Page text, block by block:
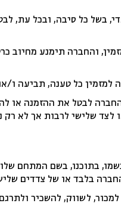
בשל כל סיבה, ובכל עת,
והחברה תימנע מחיוב
כל טענה, תביעה ו/
לבטל את ההזמנה או
לצד שלישי לרבות אך לא רק
בתוכנו, בשם המתחם
בלבד או של צדדים
לשווק, להשכיר